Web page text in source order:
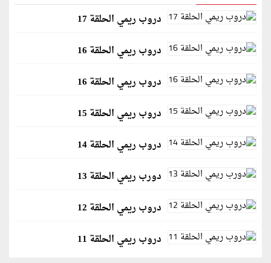
دروب ريمي الحلقة 17
دروب ريمي الحلقة 16
دروب ريمي الحلقة 16
دروب ريمي الحلقة 15
دروب ريمي الحلقة 14
دورب ريمي الحلقة 13
دروب ريمي الحلقة 12
دروب ريمي الحلقة 11